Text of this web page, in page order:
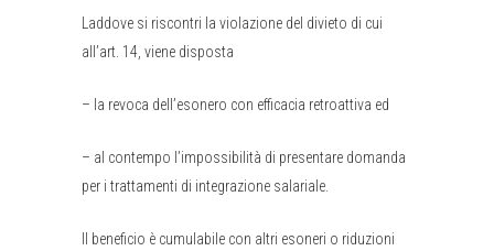
Laddove si riscontri la violazione del divieto di cui
all’art. 14, viene disposta
– la revoca dell’esonero con efficacia retroattiva ed
– al contempo l’impossibilità di presentare domanda
per i trattamenti di integrazione salariale.
Il beneficio è cumulabile con altri esoneri o riduzioni